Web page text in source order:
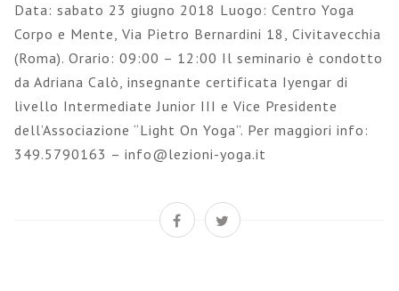
Data: sabato 23 giugno 2018 Luogo: Centro Yoga
Corpo e Mente, Via Pietro Bernardini 18, Civitavecchia
(Roma). Orario: 09:00 – 12:00 Il seminario è condotto
da Adriana Calò, insegnante certificata Iyengar di
livello Intermediate Junior III e Vice Presidente
dell’Associazione “Light On Yoga”. Per maggiori info:
349.5790163 – info@lezioni-yoga.it